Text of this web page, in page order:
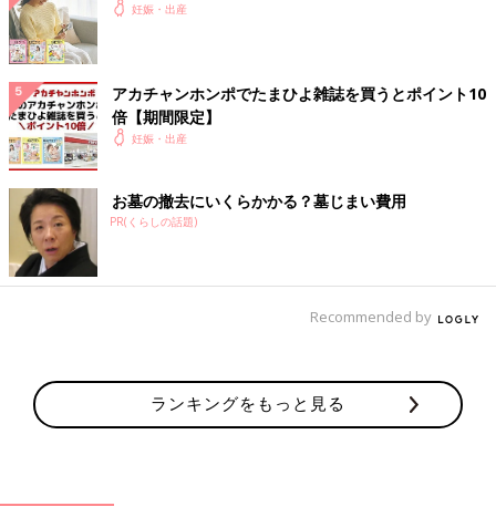
たまひよのLINEスタンプ好評発売中！
第2弾は、妊娠中・育児中に使えるスタンプ♪
妊娠・出産
アカチャンホンポでたまひよ雑誌を買うとポイント10
倍【期間限定】
妊娠・出産
お墓の撤去にいくらかかる？墓じまい費用
PR(くらしの話題)
Recommended by
ランキングをもっと見る